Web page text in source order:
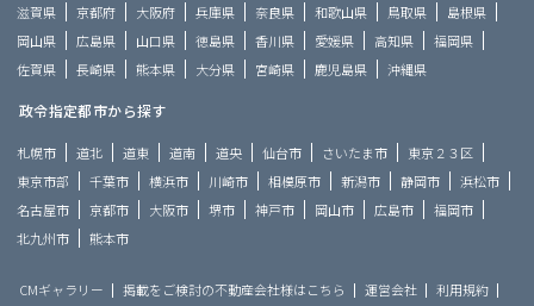
滋賀県
京都府 大阪府 兵庫県 奈良県 和歌山県 鳥取県
島根県
岡山県
広島県 山口県 徳島県 香川県 愛媛県 高知県
福岡県
佐賀県
長崎県 熊本県 大分県 宮崎県 鹿児島県 沖縄県
政令指定都市から探す
札幌市 道北 道東 道南 道央 仙台市 さいたま市
東京２３区
東京市部
千葉市 横浜市 川崎市 相模原市 新潟市 静岡市
浜松市
名古屋市
京都市 大阪市 堺市 神戸市 岡山市 広島市
福岡市
北九州市
熊本市
CMギャラリー 掲載をご検討の不動産会社様はこちら 運営会社
利用規約